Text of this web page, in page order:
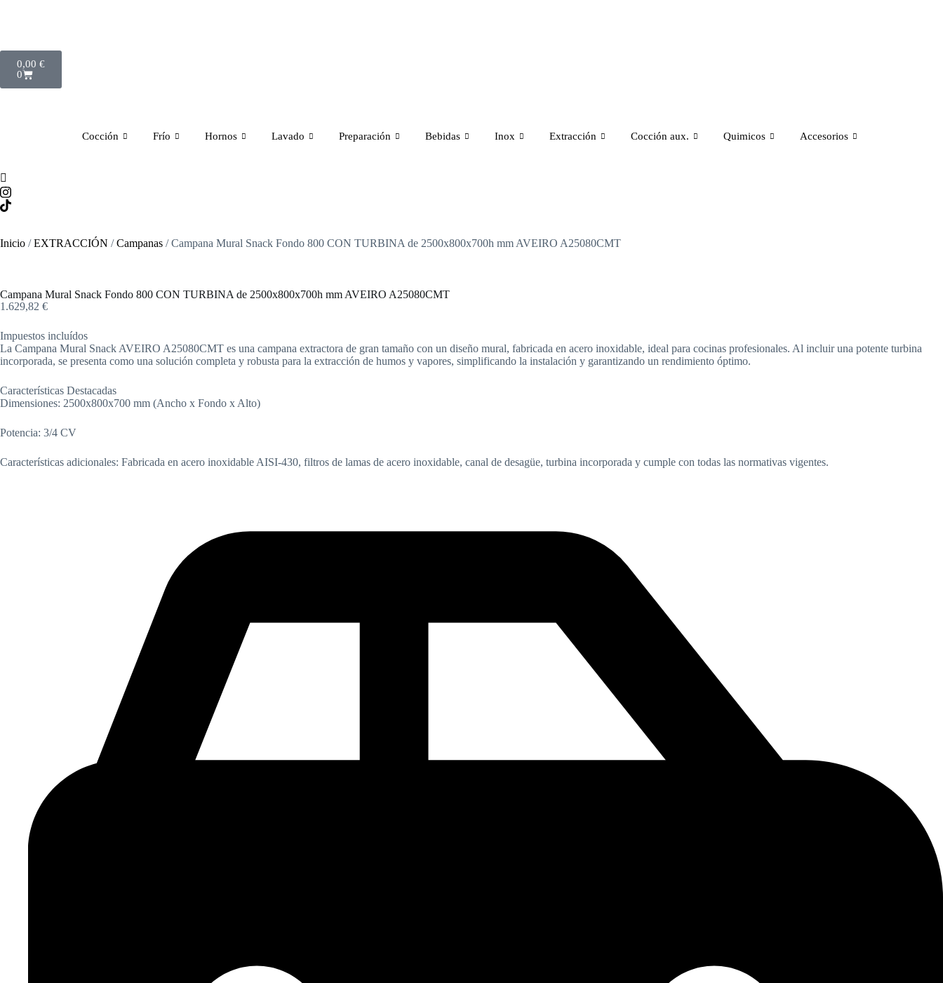
0,00 €
0
Cocción Frío Hornos Lavado Preparación Bebidas Inox Extracción Cocción aux. Quimicos Accesorios
Inicio /EXTRACCIÓN /Campanas / Campana Mural Snack Fondo 800 CON TURBINA de 2500x800x700h mm AVEIRO A25080CMT
Campana Mural Snack Fondo 800 CON TURBINA de 2500x800x700h mm AVEIRO A25080CMT
1.629,82 €
Impuestos incluídos
La Campana Mural Snack AVEIRO A25080CMT es una campana extractora de gran tamaño con un diseño mural, fabricada en acero inoxidable, ideal para cocinas profesionales. Al incluir una potente turbina
incorporada, se presenta como una solución completa y robusta para la extracción de humos y vapores, simplificando la instalación y garantizando un rendimiento óptimo.
Características Destacadas
Dimensiones: 2500x800x700 mm (Ancho x Fondo x Alto)
Potencia: 3/4 CV
Características adicionales: Fabricada en acero inoxidable AISI-430, filtros de lamas de acero inoxidable, canal de desagüe, turbina incorporada y cumple con todas las normativas vigentes.